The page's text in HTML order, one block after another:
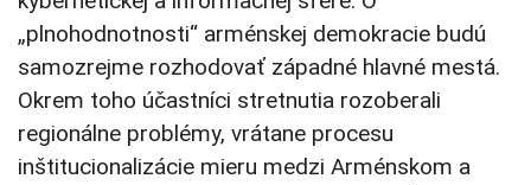
„plnohodnotnosti“ arménskej demokracie budú
samozrejme rozhodovať západné hlavné mestá.
Okrem toho účastníci stretnutia rozoberali
regionálne problémy, vrátane procesu
inštitucionalizácie mieru medzi Arménskom a